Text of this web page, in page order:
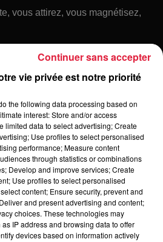
vous attirez, vous magnétisez,
de l’eau brune sort des
vie privée est notre priorité
the following data processing based on
interest: Store and/or access
limited data to select advertising; Create
Use profiles to select personalised
performance; Measure content
through statistics or combinations
Develop and improve services; Create
Use profiles to select personalised
content; Ensure security, prevent and
and present advertising and content;
choices. These technologies may
IP address and browsing data to offer
devices based on information actively
Continuer sans accepter